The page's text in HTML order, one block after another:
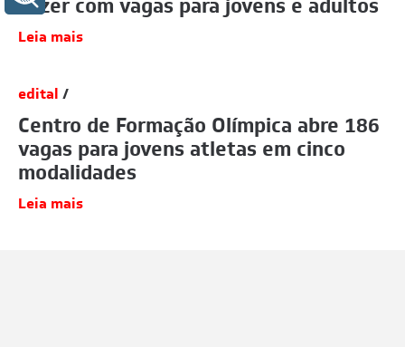
Leia mais
edital /
Centro de Formação Olímpica abre 186
vagas para jovens atletas em cinco
modalidades
Leia mais